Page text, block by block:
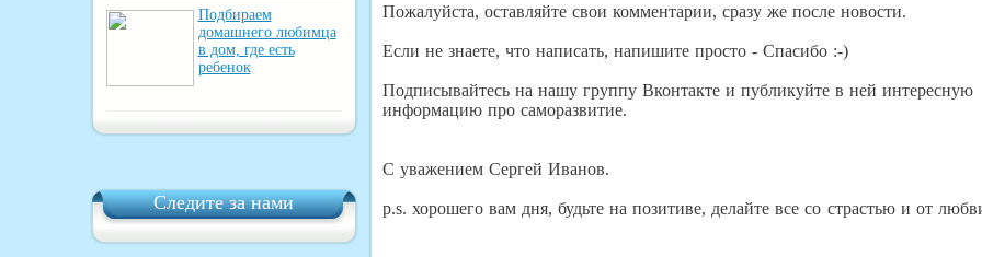
Подбираем
домашнего любимца
в дом, где есть
ребенок
Следите за нами
Пожалуйста, оставляйте свои комментарии, сразу же после новости.
Если не знаете, что написать, напишите просто - Спасибо :-)
Подписывайтесь на нашу группу Вконтакте и публикуйте в ней интересную
информацию про саморазвитие.
С уважением Сергей Иванов.
p.s. хорошего вам дня, будьте на позитиве, делайте все со страстью и от